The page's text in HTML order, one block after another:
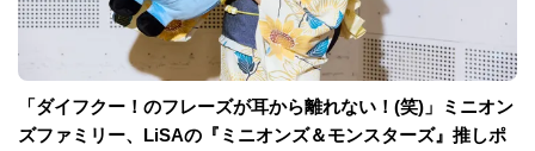
「ダイフクー！のフレーズが耳から離れない！(笑)」ミニオン
ズファミリー、LiSAの『ミニオンズ＆モンスターズ』推しポ